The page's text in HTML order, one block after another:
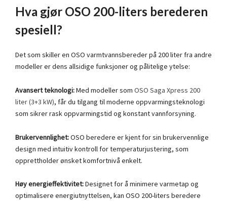
Hva gjør OSO 200-liters berederen
spesiell?
Det som skiller en OSO varmtvannsbereder på 200 liter fra andre
modeller er dens allsidige funksjoner og pålitelige ytelse:
Avansert teknologi:Med modeller som OSO Saga Xpress 200
liter (3+3 kW), får du tilgang til moderne oppvarmingsteknologi
som sikrer rask oppvarmingstid og konstant vannforsyning.
Brukervennlighet:OSO beredere er kjent for sin brukervennlige
design med intuitiv kontroll for temperaturjustering, som
opprettholder ønsket komfortnivå enkelt.
Høy energieffektivitet:Designet for å minimere varmetap og
optimalisere energiutnyttelsen, kan OSO 200-liters beredere